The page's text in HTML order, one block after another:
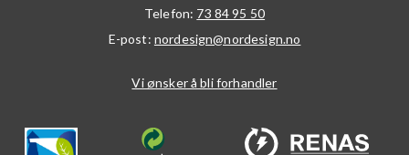
Telefon: 73 84 95 50
E-post: nordesign@nordesign.no
Vi ønsker å bli forhandler